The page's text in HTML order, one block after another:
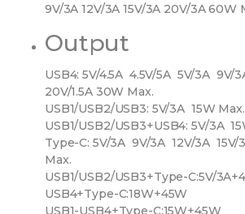
9V/3A 12V/3A 15V/3A 20V/3A 60W
Output
USB4: 5V/4.5A 4.5V/5A 5V/3A 9V/
20V/1.5A 30W Max.
USB1/USB2/USB3: 5V/3A 15W Max.
USB1/USB2/USB3+USB4: 5V/3A
Type-C: 5V/3A 9V/3A 12V/3A
Max.
USB1/USB2/USB3+Type-C:5V/
USB4+Type-C:18W+45W
USB1-USB4+Type-C:15W+45W